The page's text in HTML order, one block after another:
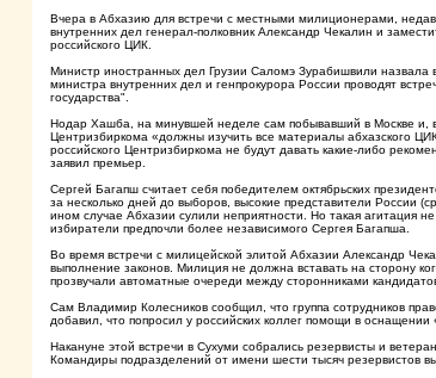
Вчера в Абхазию для встречи с местными милиционерами,
внутренних дел генерал-полковник Александр Чекалин и
российского ЦИК.
Министр иностранных дел Грузии Саломэ Зурабишвили назвала
министра внутренних дел и генпрокурора России проводят
государства".
Нодар Хашба, на минувшей неделе сам побывавший в Москве и,
Центризбиркома «должны изучить все материалы абхазского
российского Центризбиркома не будут давать какие-либо
заявил премьер.
Сергей Багапш считает себя победителем октябрьских
за несколько дней до выборов, высокие представители России
ином случае Абхазии сулили неприятности. Но такая агитация
избиратели предпочли более независимого Сергея Багапша.
Во время встречи с милицейской элитой Абхазии Александр
выполнение законов. Милиция не должна вставать на сторону
прозвучали автоматные очереди между сторонниками
Сам Владимир Колесников сообщил, что группа сотрудников
добавил, что попросил у российских коллег помощи в
Накануне этой встречи в Сухуми собрались резервисты и
Командиры подразделений от имени шести тысяч резервистов